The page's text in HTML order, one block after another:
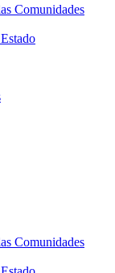
Comunidades
Comunidades